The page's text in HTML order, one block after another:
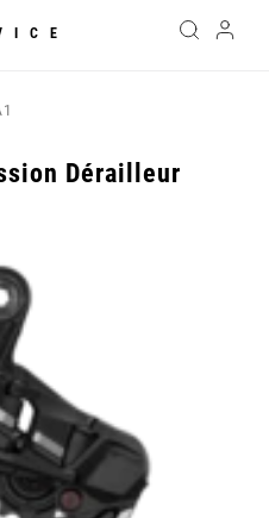
Dérailleur